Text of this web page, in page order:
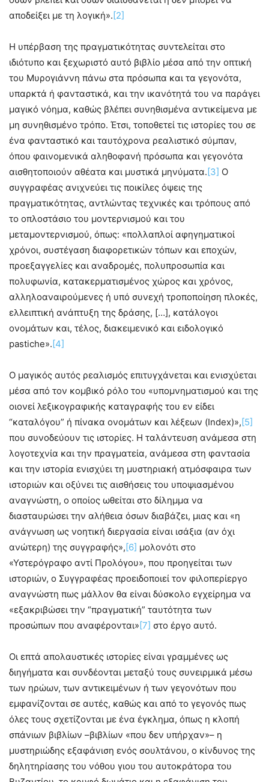
αποδείξει με τη λογική».[2]
Η υπέρβαση της πραγματικότητας συντελείται στο
ιδιότυπο και ξεχωριστό αυτό βιβλίο μέσα από την οπτική
του Μυρογιάννη πάνω στα πρόσωπα και τα γεγονότα,
υπαρκτά ή φανταστικά, και την ικανότητά του να παράγει
μαγικό νόημα, καθώς βλέπει συνηθισμένα αντικείμενα με
μη συνηθισμένο τρόπο. Έτσι, τοποθετεί τις ιστορίες του σε
ένα φανταστικό και ταυτόχρονα ρεαλιστικό σύμπαν,
όπου φαινομενικά αληθοφανή πρόσωπα και γεγονότα
αισθητοποιούν αθέατα και μυστικά μηνύματα.[3] Ο
συγγραφέας ανιχνεύει τις ποικίλες όψεις της
πραγματικότητας, αντλώντας τεχνικές και τρόπους από
το οπλοστάσιο του μοντερνισμού και του
μεταμοντερνισμού, όπως: «πολλαπλοί αφηγηματικοί
χρόνοι, συστέγαση διαφορετικών τόπων και εποχών,
προεξαγγελίες και αναδρομές, πολυπροσωπία και
πολυφωνία, κατακερματισμένος χώρος και χρόνος,
αλληλοαναιρούμενες ή υπό συνεχή τροποποίηση πλοκές,
ελλειπτική ανάπτυξη της δράσης, […], κατάλογοι
ονομάτων και, τέλος, διακειμενικό και ειδολογικό
pastiche».[4]
Ο μαγικός αυτός ρεαλισμός επιτυγχάνεται και ενισχύεται
μέσα από τον κομβικό ρόλο του «υπομνηματισμού και της
οιονεί λεξικογραφικής καταγραφής του εν είδει
“καταλόγου” ή πίνακα ονομάτων και λέξεων (Index)»,[5]
που συνοδεύουν τις ιστορίες. Η ταλάντευση ανάμεσα στη
λογοτεχνία και την πραγματεία, ανάμεσα στη φαντασία
και την ιστορία ενισχύει τη μυστηριακή ατμόσφαιρα των
ιστοριών και οξύνει τις αισθήσεις του υποψιασμένου
αναγνώστη, ο οποίος ωθείται στο δίλημμα να
διασταυρώσει την αλήθεια όσων διαβάζει, μιας και «η
ανάγνωση ως νοητική διεργασία είναι ισάξια (αν όχι
ανώτερη) της συγγραφής»,[6] μολονότι στο
«Υστερόγραφο αντί Προλόγου», που προηγείται των
ιστοριών, ο Συγγραφέας προειδοποιεί τον φιλοπερίεργο
αναγνώστη πως μάλλον θα είναι δύσκολο εγχείρημα να
«εξακριβώσει την “πραγματική” ταυτότητα των
προσώπων που αναφέρονται»[7] στο έργο αυτό.
Οι επτά απολαυστικές ιστορίες είναι γραμμένες ως
διηγήματα και συνδέονται μεταξύ τους συνειρμικά μέσω
των ηρώων, των αντικειμένων ή των γεγονότων που
εμφανίζονται σε αυτές, καθώς και από το γεγονός πως
όλες τους σχετίζονται με ένα έγκλημα, όπως η κλοπή
σπάνιων βιβλίων –βιβλίων «που δεν υπήρχαν»– η
μυστηριώδης εξαφάνιση ενός σουλτάνου, ο κίνδυνος της
δηλητηρίασης του νόθου γιου του αυτοκράτορα του